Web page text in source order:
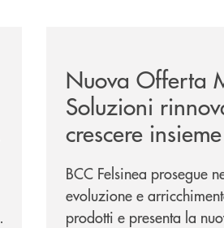
Nuova Offerta
Soluzioni
crescere insieme
BCC Felsinea prosegue
evoluzione e
prodotti e presenta la